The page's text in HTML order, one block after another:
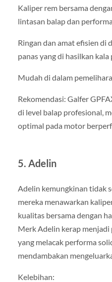
Kaliper rem bersama
lintasan balap dan
Ringan dan amat efisien di
panas yang di hasilkan kala
Mudah di dalam
Rekomendasi: Galfer
di level balap profesional,
optimal pada motor
5. Adelin
Adelin kemungkinan tidak
mereka menawarkan
kualitas bersama dengan
Merk Adelin kerap menjadi
yang melacak performa
mendambakan
Kelebihan: